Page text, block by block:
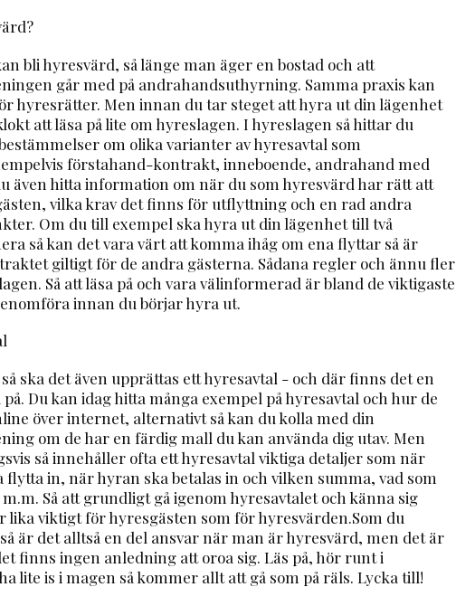
bli hyresvärd, så länge man äger en bostad och att
går med på andrahandsuthyrning. Samma praxis kan
hyresrätter. Men innan du tar steget att hyra ut din lägenhet
att läsa på lite om hyreslagen. I hyreslagen så hittar du
om olika varianter av hyresavtal som
förstahand-kontrakt, inneboende, andrahand med
även hitta information om när du som hyresvärd har rätt att
vilka krav det finns för utflyttning och en rad andra
Om du till exempel ska hyra ut din lägenhet till två
så kan det vara värt att komma ihåg om ena flyttar så är
giltigt för de andra gästerna. Sådana regler och ännu fler
Så att läsa på och vara välinformerad är bland de viktigaste
innan du börjar hyra ut.
ska det även upprättas ett hyresavtal - och där finns det en
Du kan idag hitta många exempel på hyresavtal och hur de
över internet, alternativt så kan du kolla med din
om de har en färdig mall du kan använda dig utav. Men
så innehåller ofta ett hyresavtal viktiga detaljer som när
flytta in, när hyran ska betalas in och vilken summa, vad som
Så att grundligt gå igenom hyresavtalet och känna sig
lika viktigt för hyresgästen som för hyresvärden.Som du
är det alltså en del ansvar när man är hyresvärd, men det är
finns ingen anledning att oroa sig. Läs på, hör runt i
lite is i magen så kommer allt att gå som på räls. Lycka till!